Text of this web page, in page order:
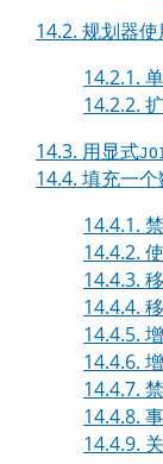
14.2. 规划器
14.2.1.
14.2.2.
14.3. 用显式
14.4. 填充一
14.4.1.
14.4.2.
14.4.3.
14.4.4.
14.4.5.
14.4.6.
14.4.7.
14.4.8.
14.4.9.